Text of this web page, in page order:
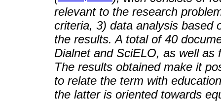
relevant to the research
criteria, 3) data analysis based
the results. A total of 40
Dialnet and SciELO, as well as
The results obtained make it
to relate the term with
the latter is oriented towards